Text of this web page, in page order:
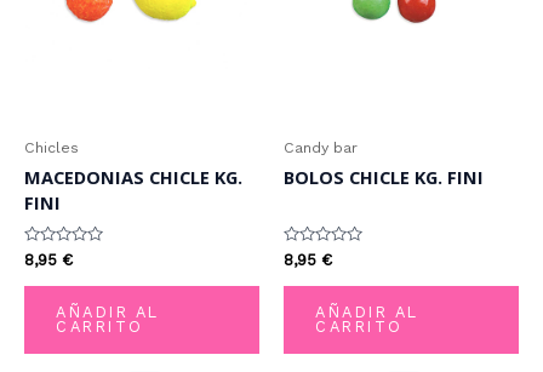
Chicles
MACEDONIAS CHICLE KG.
FINI
Valorado
con
0
8,95 €
AÑADIR AL
CARRITO
Candy bar
BOLOS CHICLE KG. FINI
Valorado
con
0
8,95 €
AÑADIR AL
CARRITO